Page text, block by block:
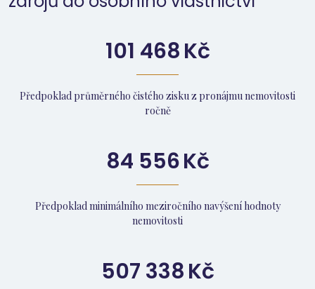
101 468Kč
Předpoklad průměrného čistého zisku z pronájmu nemovitosti
ročně
84 556Kč
Předpoklad minimálního meziročního navýšení hodnoty
nemovitosti
507 338Kč